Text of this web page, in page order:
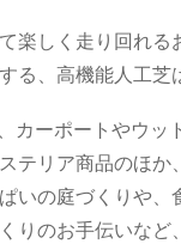
楽しく走り回れる
る、高機能人工芝
カーポートやウッ
テリア商品のほか
いの庭づくりや、
りのお手伝いなど